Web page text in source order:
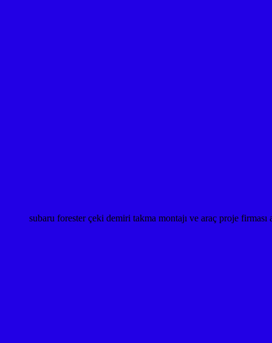
subaru forester çeki demiri takma montajı ve araç proje